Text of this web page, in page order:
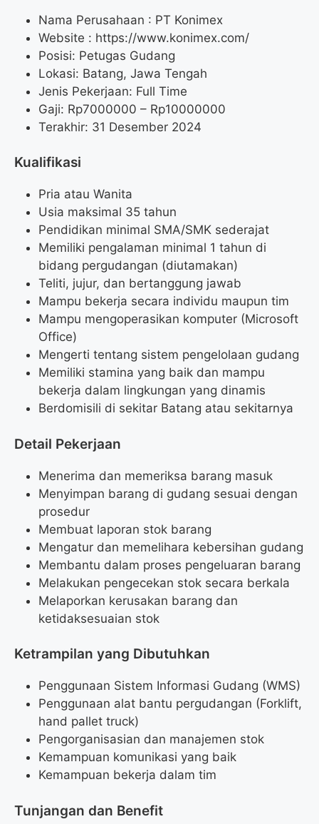
Nama Perusahaan : PT Konimex
Website : https://www.konimex.com/
Posisi: Petugas Gudang
Lokasi: Batang, Jawa Tengah
Jenis Pekerjaan: Full Time
Gaji: Rp7000000 – Rp10000000
Terakhir: 31 Desember 2024
Kualifikasi
Pria atau Wanita
Usia maksimal 35 tahun
Pendidikan minimal SMA/SMK sederajat
Memiliki pengalaman minimal 1 tahun di
bidang pergudangan (diutamakan)
Teliti, jujur, dan bertanggung jawab
Mampu bekerja secara individu maupun tim
Mampu mengoperasikan komputer (Microsoft
Office)
Mengerti tentang sistem pengelolaan gudang
Memiliki stamina yang baik dan mampu
bekerja dalam lingkungan yang dinamis
Berdomisili di sekitar Batang atau sekitarnya
Detail Pekerjaan
Menerima dan memeriksa barang masuk
Menyimpan barang di gudang sesuai dengan
prosedur
Membuat laporan stok barang
Mengatur dan memelihara kebersihan gudang
Membantu dalam proses pengeluaran barang
Melakukan pengecekan stok secara berkala
Melaporkan kerusakan barang dan
ketidaksesuaian stok
Ketrampilan yang Dibutuhkan
Penggunaan Sistem Informasi Gudang (WMS)
Penggunaan alat bantu pergudangan (Forklift,
hand pallet truck)
Pengorganisasian dan manajemen stok
Kemampuan komunikasi yang baik
Kemampuan bekerja dalam tim
Tunjangan dan Benefit